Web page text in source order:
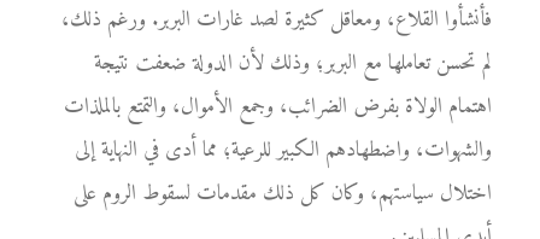
فأنشأوا القلاع، ومعاقل كثيرة لصد غارات البربر. ورغم ذلك،
لم تحسن تعاملها مع البربر؛ وذلك لأن الدولة ضعفت نتيجة
اهتمام الولاة بفرض الضرائب، وجمع الأموال، والتمتع بالملذات
والشهوات، واضطهادهم الكبير للرعية؛ مما أدى في النهاية إلى
اختلال سياستهم، وكان كل ذلك مقدمات لسقوط الروم على